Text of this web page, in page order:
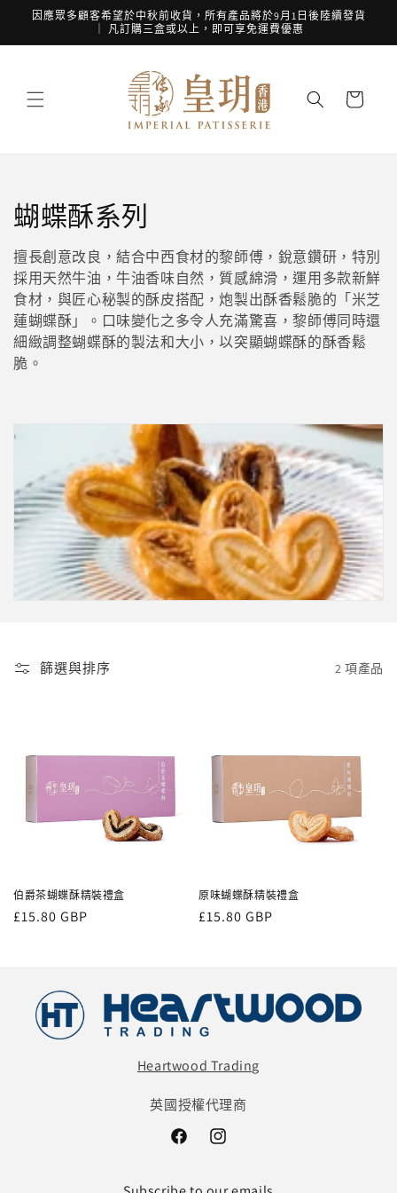
跳至內
因應眾多顧客希望於中秋前收貨，所有產品將於9月1日後陸續發貨
｜ 凡訂購三盒或以上，即可享免運費優惠
物
商
品
系
列
:
蝴蝶酥系列
擅長創意改良，結合中西食材的黎師傅，銳意鑽研，特別
採用天然牛油，牛油香味自然，質感綿滑，運用多款新鮮
食材，與匠心秘製的酥皮搭配，炮製出酥香鬆脆的「米芝
蓮蝴蝶酥」。口味變化之多令人充滿驚喜，黎師傅同時還
細緻調整蝴蝶酥的製法和大小，以突顯蝴蝶酥的酥香鬆
脆。
篩選與排序 2 項產品
伯爵茶蝴蝶酥精裝禮盒
定
£15.80 GBP
原味蝴蝶酥精裝禮盒
定
£15.80 GBP
Heartwood Trading
英國授權代理商
FacebookInstagram